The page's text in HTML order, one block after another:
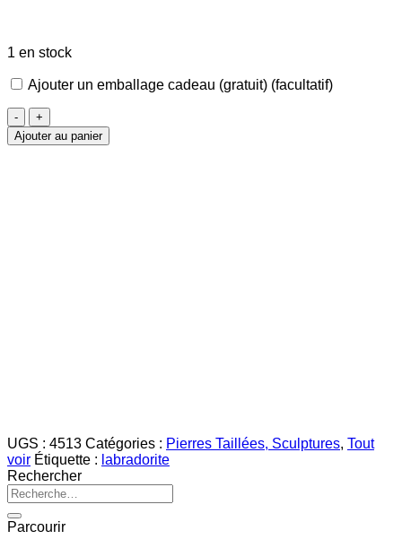
1 en stock
Ajouter un emballage cadeau (gratuit) (facultatif)
quantité
de
Labradorite
Ajouter au panier
UGS : 4513 Catégories : Pierres Taillées, Sculptures, Tout
voir Étiquette : labradorite
Rechercher
Recherche
pour :
Parcourir